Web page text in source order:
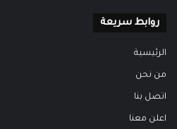
روابط سريعة
الرئيسية
من نحن
اتصل بنا
اعلن معنا